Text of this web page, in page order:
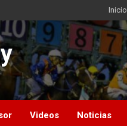
Inicio
Videos Noticias